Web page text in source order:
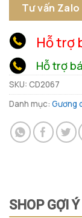
Tư vấn Zalo
Hỗ trợ
Hỗ trợ
SKU: CD2067
Danh mục: Gương
SHOP GỢI